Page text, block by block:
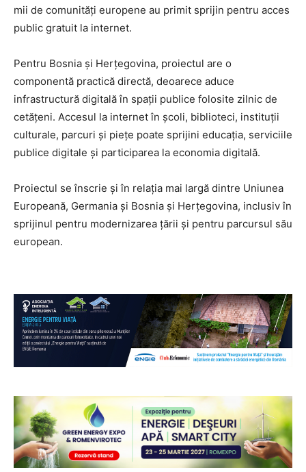
mii de comunități europene au primit sprijin pentru acces
public gratuit la internet.
Pentru Bosnia și Herțegovina, proiectul are o
componentă practică directă, deoarece aduce
infrastructură digitală în spații publice folosite zilnic de
cetățeni. Accesul la internet în școli, biblioteci, instituții
culturale, parcuri și piețe poate sprijini educația, serviciile
publice digitale și participarea la economia digitală.
Proiectul se înscrie și în relația mai largă dintre Uniunea
Europeană, Germania și Bosnia și Herțegovina, inclusiv în
sprijinul pentru modernizarea țării și pentru parcursul său
european.